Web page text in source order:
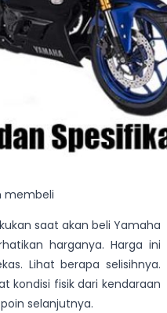
membeli
saat akan beli Yamaha
harganya. Harga ini
Lihat berapa selisihnya.
kondisi fisik dari kendaraan
selanjutnya.